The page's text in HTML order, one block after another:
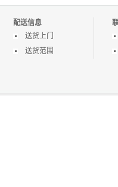
配送信息
送货上门
送货范围